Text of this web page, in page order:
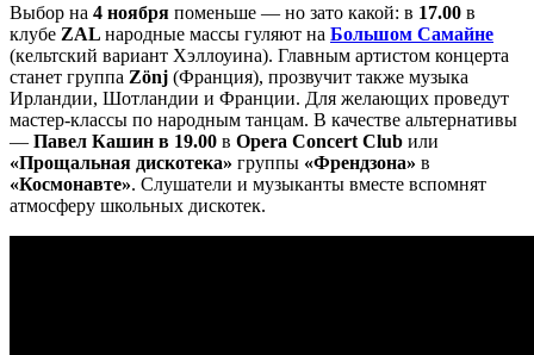
Выбор на 4 ноября поменьше — но зато какой: в 17.00 в
клубе ZAL народные массы гуляют на Большом Самайне
(кельтский вариант Хэллоуина). Главным артистом концерта
станет группа Zönj (Франция), прозвучит также музыка
Ирландии, Шотландии и Франции. Для желающих проведут
мастер-классы по народным танцам. В качестве альтернативы
— Павел Кашин в 19.00 в Opera Concert Club или
«Прощальная дискотека» группы «Френдзона» в
«Космонавте». Слушатели и музыканты вместе вспомнят
атмосферу школьных дискотек.